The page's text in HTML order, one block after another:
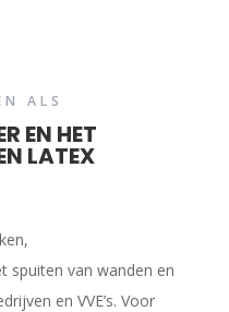
ALS
EN HET
LATEX
spuiten van wanden en
en VVE’s. Voor